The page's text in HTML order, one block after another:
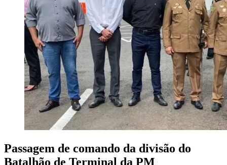
Passagem de comando da divisão do
Batalhão de Terminal da PM